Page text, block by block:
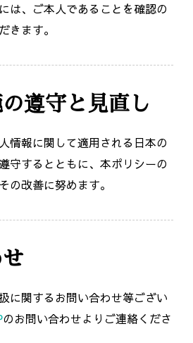
は、ご本人であることを確認の
きます。
遵守と見直し
情報に関して適用される日本の
守するとともに、本ポリシーの
の改善に努めます。
に関するお問い合わせ等ござい
のお問い合わせよりご連絡くださ